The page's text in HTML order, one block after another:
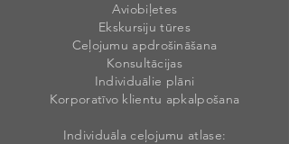
Aviobiļetes
Ekskursiju tūres
Ceļojumu apdrošināšana
Konsultācijas
Individuālie plāni
Korporatīvo klientu apkalpošana
Individuāla ceļojumu atlase: